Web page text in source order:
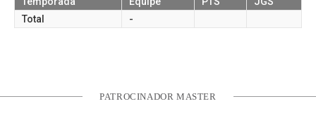
Total
-
PATROCINADOR MASTER